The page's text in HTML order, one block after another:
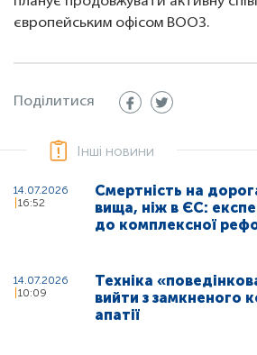
європейським офісом ВООЗ.
Поділитися
Інші новини
14.07.2026
16:52
Смертність на
вища, ніж в ЄС:
до комплексної
14.07.2026
10:09
Техніка
вийти з замкненого
апатії